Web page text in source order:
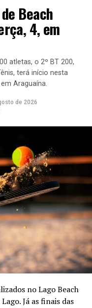
Beach
4, em
atletas, o 2º BT 200,
terá início nesta
Araguaína.
de 2026
no Lago Beach
Já as finais das